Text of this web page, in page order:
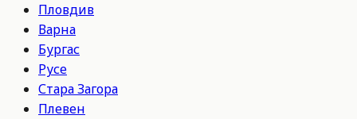
Пловдив
Варна
Бургас
Русе
Стара Загора
Плевен